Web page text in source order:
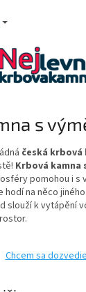
s
česká krbová
Krbová kamna
pomohou i s
hodí na něco jiného.
slouží k vytápění
Chcem sa